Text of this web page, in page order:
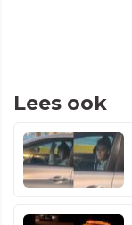
Lees ook